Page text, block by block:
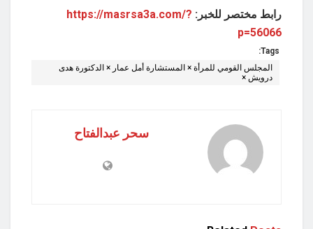
رابط مختصر للخبر: https://masrsa3a.com/?
p=56066
Tags:
المجلس القومي للمرأة × المستشارة أمل عمار × الدكتورة هدى
درويش ×
سحر عبدالفتاح